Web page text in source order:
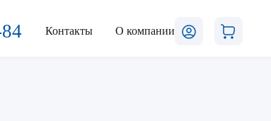
Контакты О компании